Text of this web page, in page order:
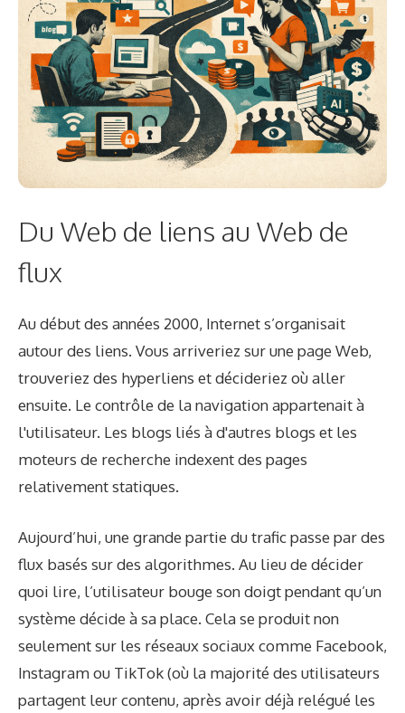
Du Web de liens au Web de
flux
Au début des années 2000, Internet s’organisait
autour des liens. Vous arriveriez sur une page Web,
trouveriez des hyperliens et décideriez où aller
ensuite. Le contrôle de la navigation appartenait à
l'utilisateur. Les blogs liés à d'autres blogs et les
moteurs de recherche indexent des pages
relativement statiques.
Aujourd’hui, une grande partie du trafic passe par des
flux basés sur des algorithmes. Au lieu de décider
quoi lire, l’utilisateur bouge son doigt pendant qu’un
système décide à sa place. Cela se produit non
seulement sur les réseaux sociaux comme Facebook,
Instagram ou TikTok (où la majorité des utilisateurs
partagent leur contenu, après avoir déjà relégué les